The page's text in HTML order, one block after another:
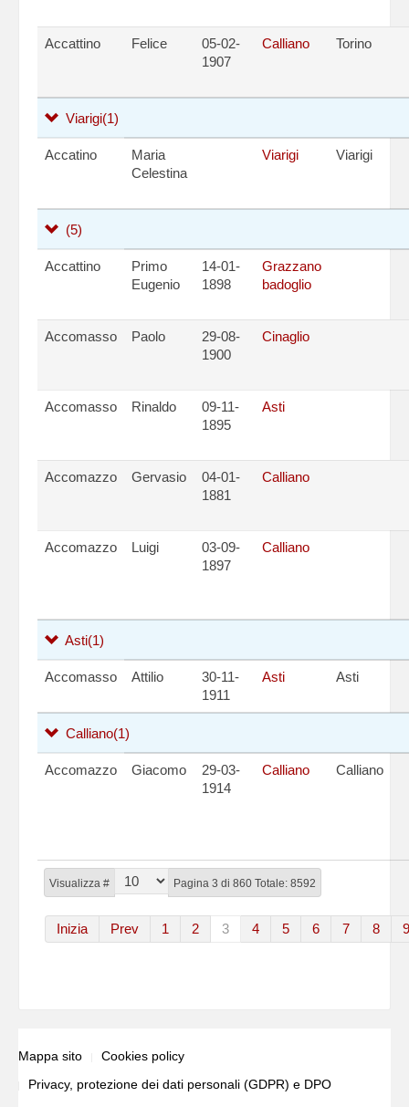
Visualizza # Pagina 3 di 860 Totale: 8592
Inizia Prev 1 2 3 4 5 6 7 8 9
Accattino Felice
05-02-
1907
Calliano Torino
Viarigi(1)
Accatino
Maria
Celestina
Viarigi Viarigi
(5)
Accattino
Primo
Eugenio
14-01-
1898
Grazzano
badoglio
Accomasso Paolo
29-08-
1900
Cinaglio
Accomasso Rinaldo
09-11-
1895
Asti
Accomazzo Gervasio
04-01-
1881
Calliano
Accomazzo Luigi
03-09-
1897
Calliano
Asti(1)
Accomasso Attilio
30-11-
1911
Asti Asti
Calliano(1)
Accomazzo Giacomo
29-03-
1914
Calliano Calliano
Mappa sito
Cookies policy
Privacy, protezione dei dati personali (GDPR) e DPO